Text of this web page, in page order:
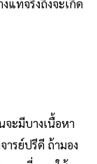
แท้จริงถึงจะเกิด
จะมีบางเนื้อหา
รย์ปรีดี ถ้ามอง